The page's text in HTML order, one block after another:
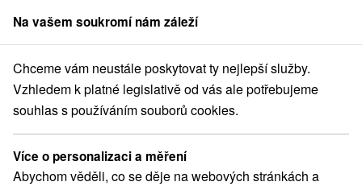
člen skupinySorger
kraj Banská Bystrica Penzión u sv. Krištofa Banská Bystrica
Penzión u sv. Krištofa Banská
Bystrica
Banská Bystrica
Na vašem soukromí nám záleží
Chceme vám neustále poskytovat ty nejlepší služby.
Vzhledem k platné legislativě od vás ale potřebujeme
souhlas s používáním souborů cookies.
Více o personalizaci a měření
Abychom věděli, co se děje na webových stránkách a